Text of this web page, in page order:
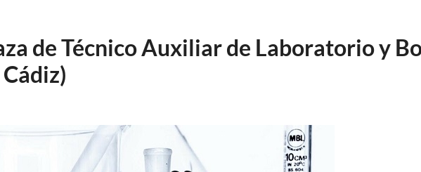
de Técnico Auxiliar de Laboratorio y